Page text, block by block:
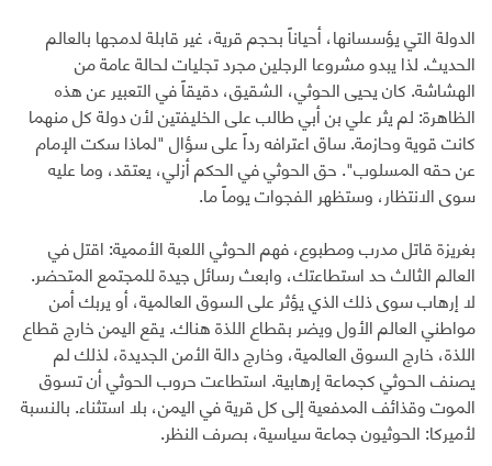
الدولة التي يؤسسانها، أحياناً بحجم قرية، غير قابلة لدمجها بالعالم
الحديث. لذا يبدو مشروعا الرجلين مجرد تجليات لحالة عامة من
الهشاشة. كان يحيى الحوثي، الشقيق، دقيقاً في التعبير عن هذه
الظاهرة: لم يثر علي بن أبي طالب على الخليفتين لأن دولة كل منهما
كانت قوية وحازمة. ساق اعترافه رداً على سؤال "لماذا سكت الإمام
عن حقه المسلوب". حق الحوثي في الحكم أزلي، يعتقد، وما عليه
سوى الانتظار، وستظهر الفجوات يوماً ما.
بغريزة قاتل مدرب ومطبوع، فهم الحوثي اللعبة الأممية: اقتل في
العالم الثالث حد استطاعتك، وابعث رسائل جيدة للمجتمع المتحضر.
لا إرهاب سوى ذلك الذي يؤثر على السوق العالمية، أو يربك أمن
مواطني العالم الأول ويضر بقطاع اللذة هناك. يقع اليمن خارج قطاع
اللذة، خارج السوق العالمية، وخارج دالة الأمن الجديدة، لذلك لم
يصنف الحوثي كجماعة إرهابية. استطاعت حروب الحوثي أن تسوق
الموت وقذائف المدفعية إلى كل قرية في اليمن، بلا استثناء. بالنسبة
لأميركا: الحوثيون جماعة سياسية، بصرف النظر.